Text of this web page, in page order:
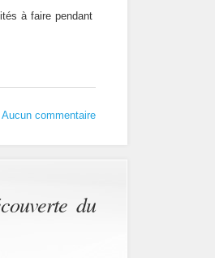
à faire pendant
Aucun commentaire
du